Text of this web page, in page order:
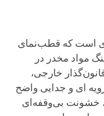
است که قطب‌نمای
مواد مخدر در
خارجی،
ای و جدایی واضح
خشونت بی‌وقفه‌ای